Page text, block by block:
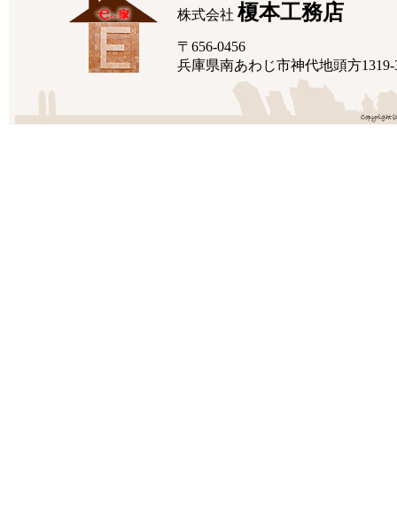
株式会社 榎本工務店
〒656-0456
兵庫県南あわじ市神代地頭方1319-